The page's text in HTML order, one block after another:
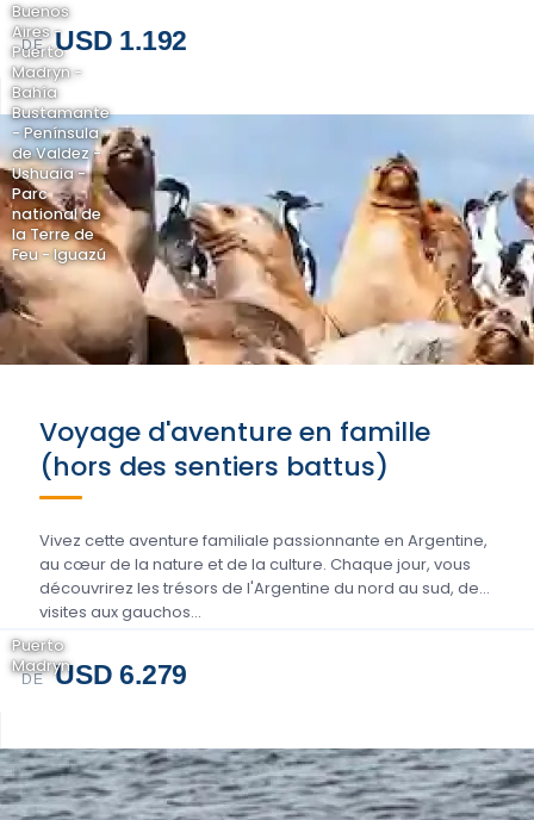
DE USD 1.192
Buenos
Aires -
Puerto
Madryn -
Bahía
Bustamante
- Península
de Valdez -
Ushuaia -
Parc
national de
la Terre de
Feu - Iguazú
Voyage d'aventure en famille
(hors des sentiers battus)
Vivez cette aventure familiale passionnante en Argentine,
au cœur de la nature et de la culture. Chaque jour, vous
découvrirez les trésors de l'Argentine du nord au sud, des
visites aux gauchos...
DE USD 6.279
Puerto
Madryn